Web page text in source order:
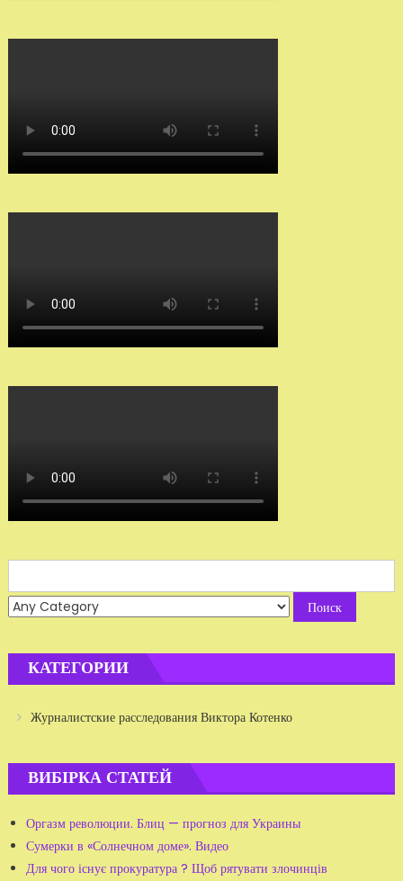
for:
КАТЕГОРИИ
Журналистские расследования Виктора Котенко
ВИБІРКА СТАТЕЙ
Оргазм революции. Блиц — прогноз для Украины
Сумерки в «Солнечном доме». Видео
Для чого існує прокуратура ? Щоб рятувати злочинців